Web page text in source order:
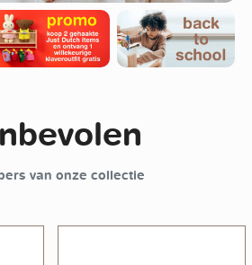
van onze collectie